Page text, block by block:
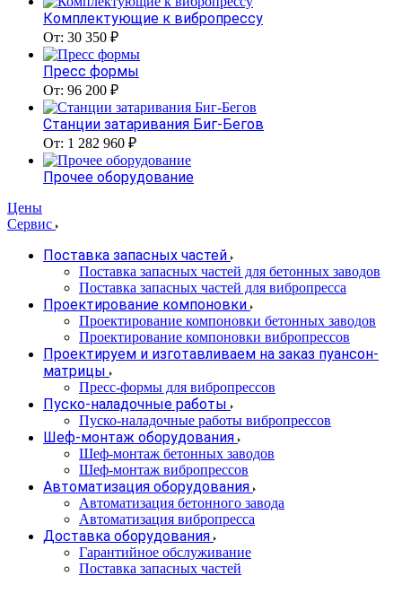
Комплектующие к вибропрессу
От: 30 350 ₽
Пресс формы
От: 96 200 ₽
Станции затаривания Биг-Бегов
От: 1 282 960 ₽
Прочее оборудование
Цены
Сервис
Поставка запасных частей
Поставка запасных частей для бетонных заводов
Поставка запасных частей для вибропресса
Проектирование компоновки
Проектирование компоновки бетонных заводов
Проектирование компоновки вибропрессов
Проектируем и изготавливаем на заказ пуансон-
матрицы
Пресс-формы для вибропрессов
Пуско-наладочные работы
Пуско-наладочные работы вибропрессов
Шеф-монтаж оборудования
Шеф-монтаж бетонных заводов
Шеф-монтаж вибропрессов
Автоматизация оборудования
Автоматизация бетонного завода
Автоматизация вибропресса
Доставка оборудования
Гарантийное обслуживание
Поставка запасных частей